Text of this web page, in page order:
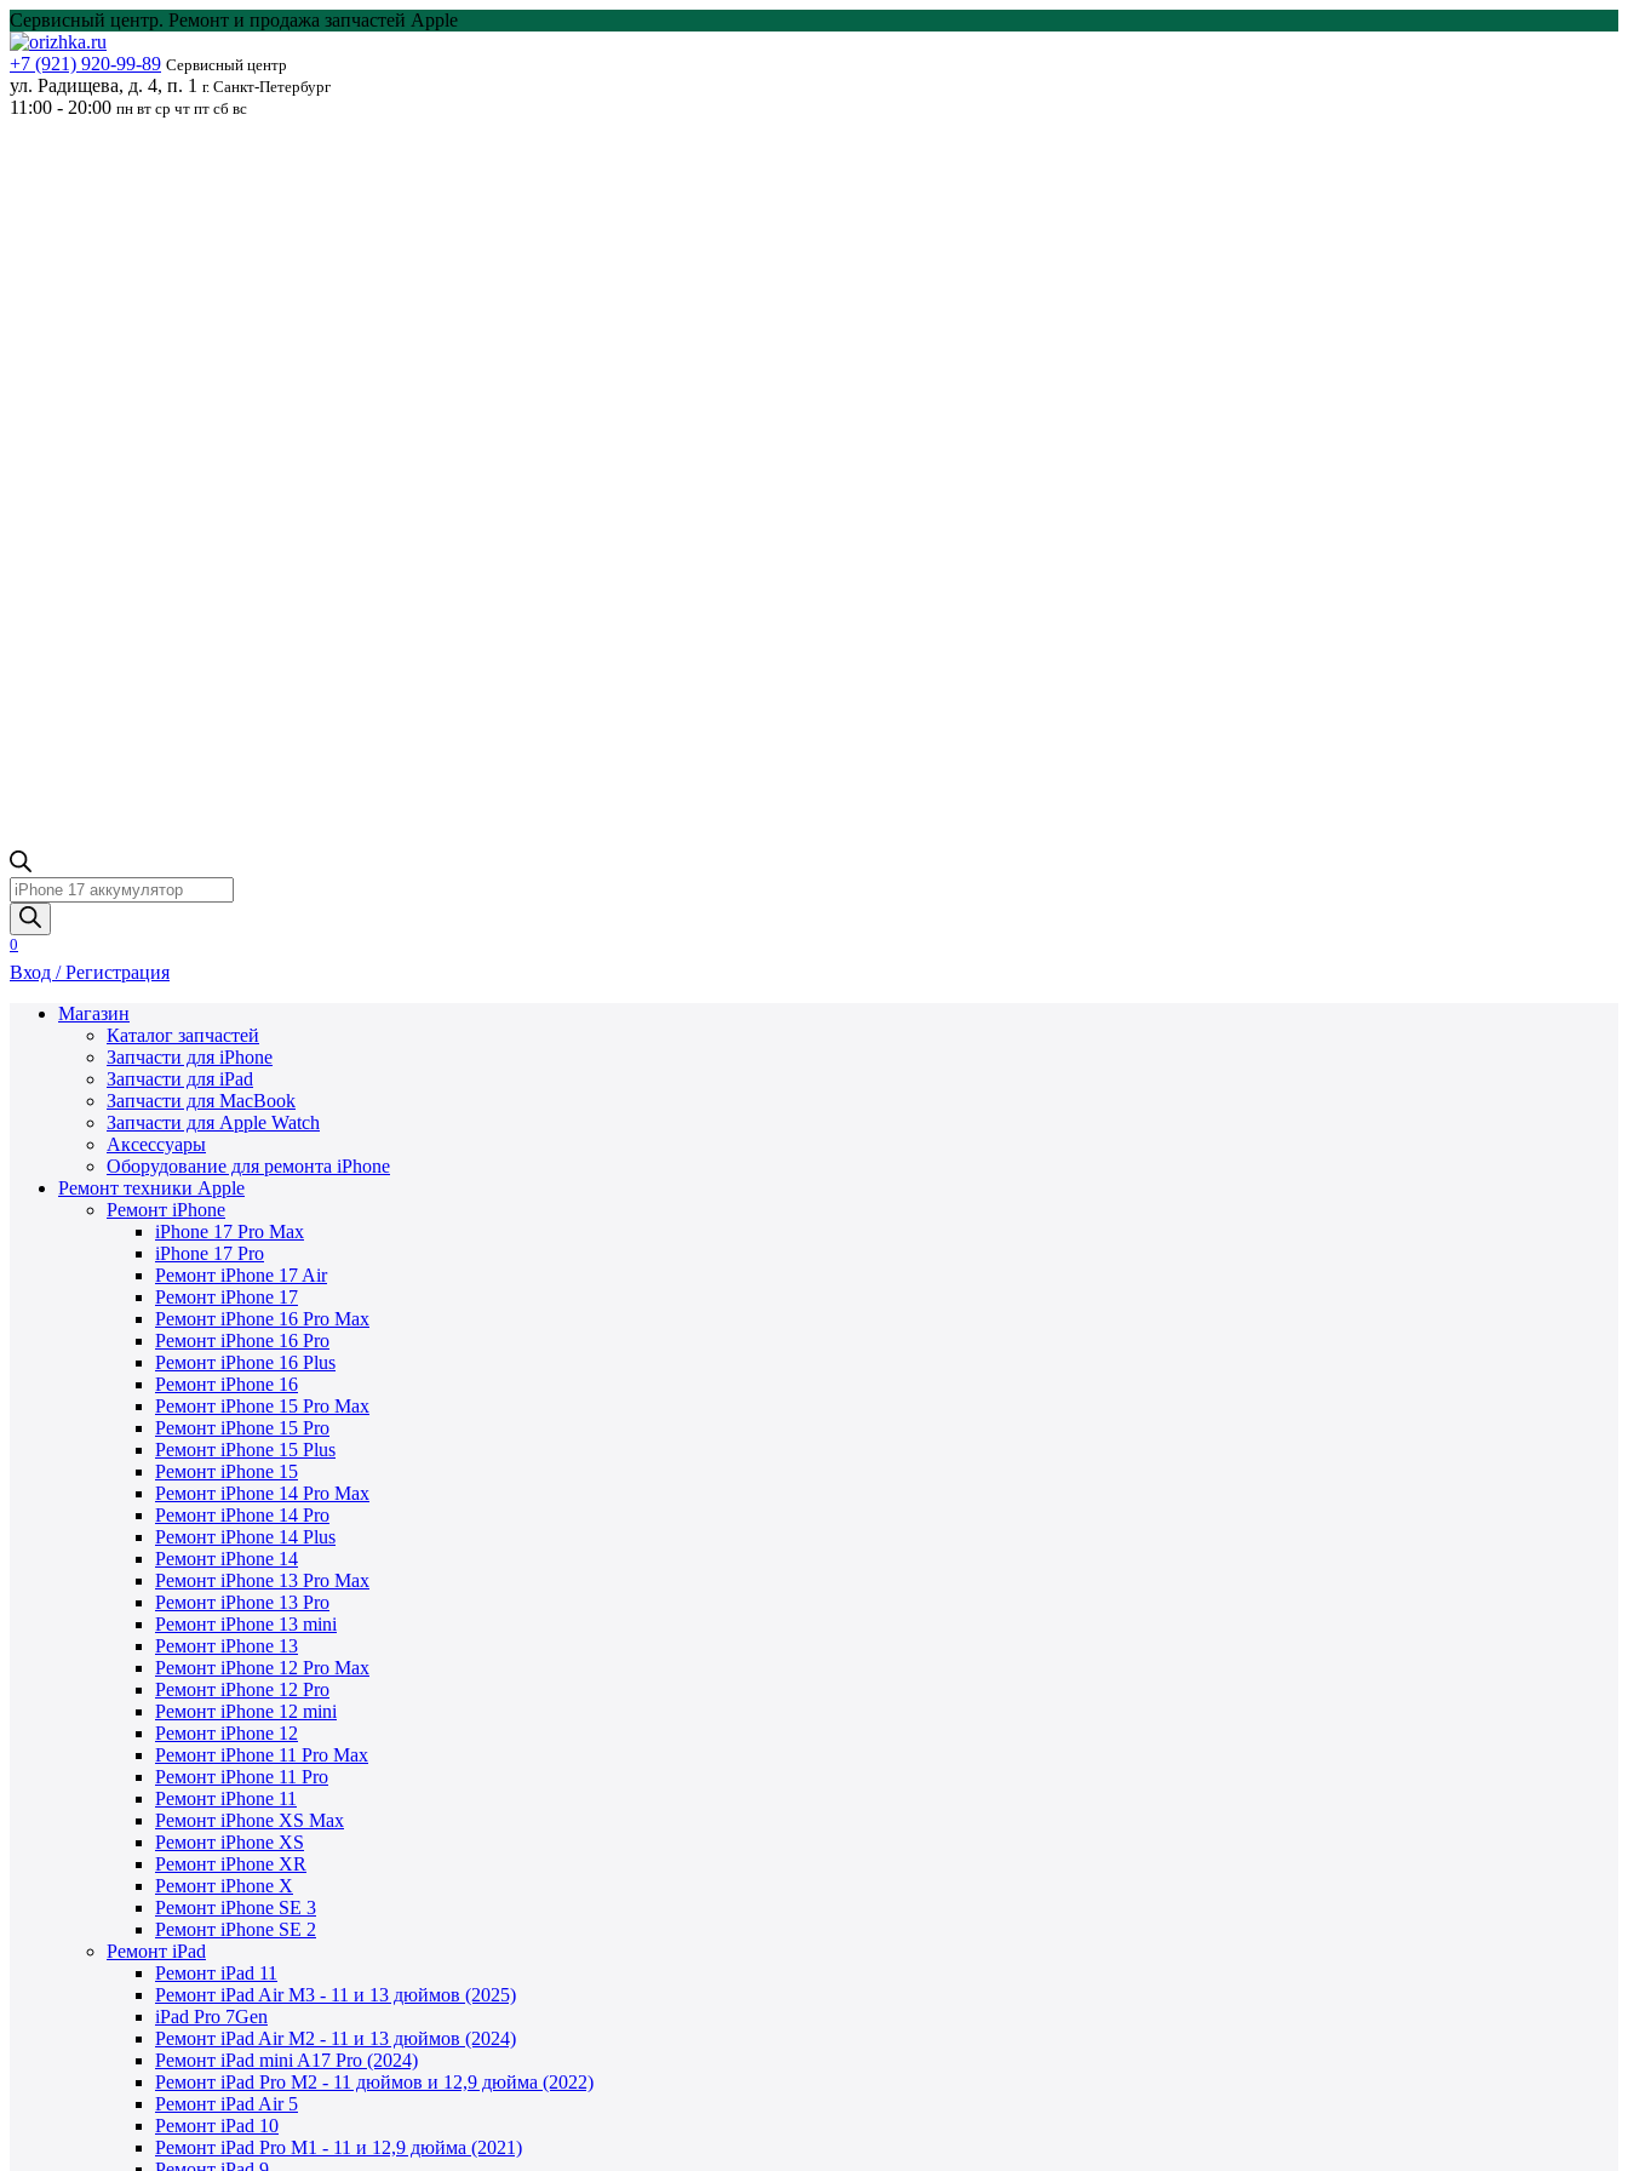
Перейти
к
содержанию
Сервисный центр. Ремонт и продажа запчастей Apple
+7 (921) 920-99-89 Сервисный центр
ул. Радищева, д. 4, п. 1 г. Санкт-Петербург
11:00 - 20:00 пн вт ср чт пт сб вс
Поиск
товаров
0
Вход / Регистрация
Магазин
Каталог запчастей
Запчасти для iPhone
Запчасти для iPad
Запчасти для MacBook
Запчасти для Apple Watch
Аксессуары
Оборудование для ремонта iPhone
Ремонт техники Apple
Ремонт iPhone
iPhone 17 Pro Max
iPhone 17 Pro
Ремонт iPhone 17 Air
Ремонт iPhone 17
Ремонт iPhone 16 Pro Max
Ремонт iPhone 16 Pro
Ремонт iPhone 16 Plus
Ремонт iPhone 16
Ремонт iPhone 15 Pro Max
Ремонт iPhone 15 Pro
Ремонт iPhone 15 Plus
Ремонт iPhone 15
Ремонт iPhone 14 Pro Max
Ремонт iPhone 14 Pro
Ремонт iPhone 14 Plus
Ремонт iPhone 14
Ремонт iPhone 13 Pro Max
Ремонт iPhone 13 Pro
Ремонт iPhone 13 mini
Ремонт iPhone 13
Ремонт iPhone 12 Pro Max
Ремонт iPhone 12 Pro
Ремонт iPhone 12 mini
Ремонт iPhone 12
Ремонт iPhone 11 Pro Max
Ремонт iPhone 11 Pro
Ремонт iPhone 11
Ремонт iPhone XS Max
Ремонт iPhone XS
Ремонт iPhone XR
Ремонт iPhone X
Ремонт iPhone SE 3
Ремонт iPhone SE 2
Ремонт iPad
Ремонт iPad 11
Ремонт iPad Air M3 - 11 и 13 дюймов (2025)
iPad Pro 7Gen
Ремонт iPad Air M2 - 11 и 13 дюймов (2024)
Ремонт iPad mini A17 Pro (2024)
Ремонт iPad Pro M2 - 11 дюймов и 12,9 дюйма (2022)
Ремонт iPad Air 5
Ремонт iPad 10
Ремонт iPad Pro M1 - 11 и 12,9 дюйма (2021)